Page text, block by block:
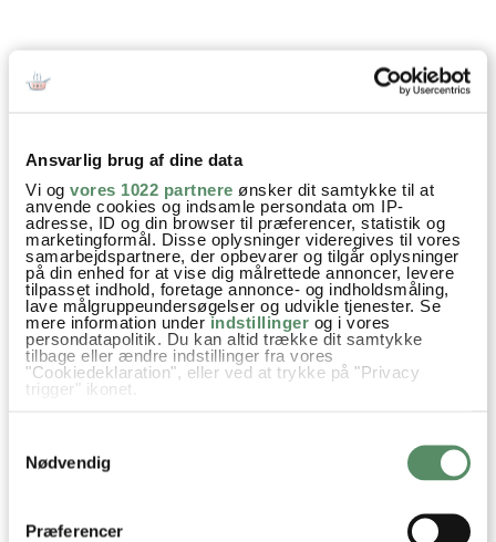
Ansvarlig brug af dine data
Vi og vores 1022 partnere ønsker dit samtykke til at
anvende cookies og indsamle persondata om IP-
adresse, ID og din browser til præferencer, statistik og
marketingformål. Disse oplysninger videregives til vores
samarbejdspartnere, der opbevarer og tilgår oplysninger
på din enhed for at vise dig målrettede annoncer, levere
tilpasset indhold, foretage annonce- og indholdsmåling,
lave målgruppeundersøgelser og udvikle tjenester. Se
mere information under indstillinger og i vores
persondatapolitik. Du kan altid trække dit samtykke
tilbage eller ændre indstillinger fra vores
"Cookiedeklaration", eller ved at trykke på "Privacy
trigger" ikonet.
Indsamle præcise oplysninger om din placering,
der kan være nøjagtig inden for få meter
Identificere din enhed baseret på en scanning af
Nødvendig
Præferencer
SPØRGSMÅL TIL OPSKRIFTEN?
Har du spørgsmål til opskriften eller lyst til at sende en sød
hvis det allerede er stillet og besvaret - eller du kan kigge på
denne side, hvor jeg giver svar på mange 'ofte stillede
spørgsmål' til min opskrifter.
 12 KOMMENTARER
Anja:
6. juni 2021 kl. 14:53
spiser lakrids, og lavede derfor også en portion hvor jeg
erstattede lakrids med fudge. De blev rigtig gode.
med heksehyl for en kraftigere lakrids /salt smag.